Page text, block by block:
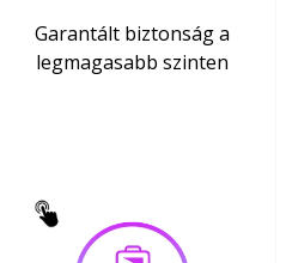
Garantált biztonság a
legmagasabb szinten